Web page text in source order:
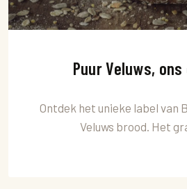
Puur Veluws,
Ontdek het unieke label van
Veluws brood. Het